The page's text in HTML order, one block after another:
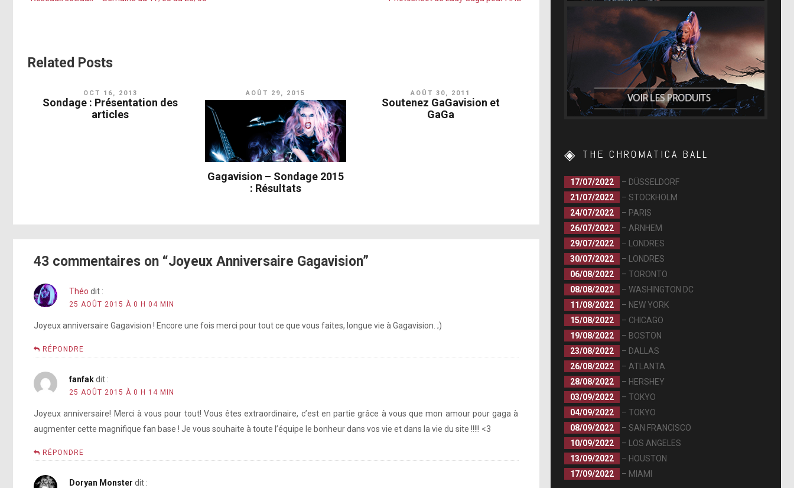
Related Posts
OCT 16, 2013
Sondage : Présentation des
articles
AOÛT 29, 2015
Gagavision – Sondage 2015
: Résultats
AOÛT 30, 2011
Soutenez GaGavision et
GaGa
43 commentaires on “Joyeux Anniversaire Gagavision”
Théo dit :
25 AOÛT 2015 À 0 H 04 MIN
Joyeux anniversaire Gagavision ! Encore une fois merci pour tout ce que vous faites, longue vie à Gagavision. ;)
RÉPONDRE
fanfakdit :
25 AOÛT 2015 À 0 H 14 MIN
Joyeux anniversaire! Merci à vous pour tout! Vous êtes extraordinaire, c’est en partie grâce à vous que mon amour pour gaga à
augmenter cette magnifique fan base ! Je vous souhaite à toute l’équipe le bonheur dans vos vie et dans la vie du site !!!!! <3
RÉPONDRE
Doryan Monster dit :
THE CHROMATICA BALL
17/07/2022
– DÜSSELDORF
21/07/2022
– STOCKHOLM
24/07/2022
– PARIS
26/07/2022
– ARNHEM
29/07/2022
– LONDRES
30/07/2022
– LONDRES
06/08/2022
– TORONTO
08/08/2022
– WASHINGTON DC
11/08/2022
– NEW YORK
15/08/2022
– CHICAGO
19/08/2022
– BOSTON
23/08/2022
– DALLAS
26/08/2022
– ATLANTA
28/08/2022
– HERSHEY
03/09/2022
– TOKYO
04/09/2022
– TOKYO
08/09/2022
– SAN FRANCISCO
10/09/2022
– LOS ANGELES
13/09/2022
– HOUSTON
17/09/2022
– MIAMI